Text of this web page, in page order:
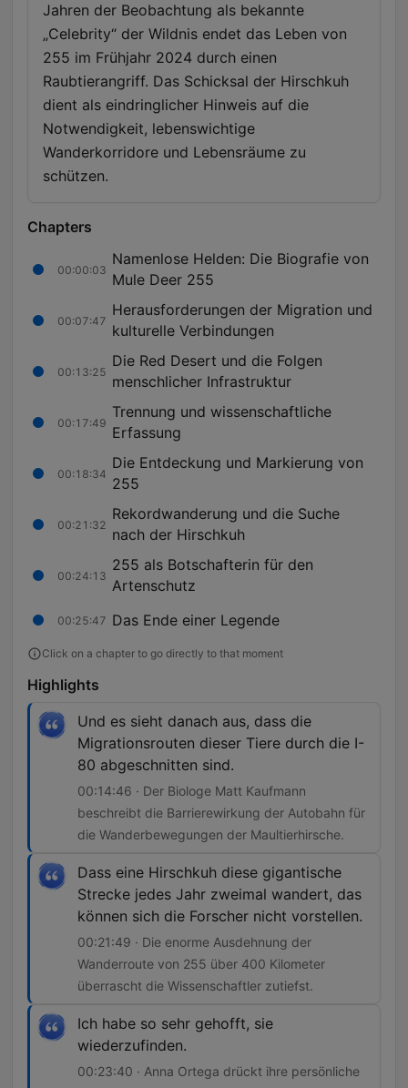
Jahren der Beobachtung als bekannte
„Celebrity“ der Wildnis endet das Leben von
255 im Frühjahr 2024 durch einen
Raubtierangriff. Das Schicksal der Hirschkuh
dient als eindringlicher Hinweis auf die
Notwendigkeit, lebenswichtige
Wanderkorridore und Lebensräume zu
schützen.
Chapters
00:00:03
Namenlose Helden: Die Biografie von
Mule Deer 255
00:07:47
Herausforderungen der Migration und
kulturelle Verbindungen
00:13:25
Die Red Desert und die Folgen
menschlicher Infrastruktur
00:17:49
Trennung und wissenschaftliche
Erfassung
00:18:34
Die Entdeckung und Markierung von
255
00:21:32
Rekordwanderung und die Suche
nach der Hirschkuh
00:24:13
255 als Botschafterin für den
Artenschutz
00:25:47 Das Ende einer Legende
Click on a chapter to go directly to that moment
Highlights
Und es sieht danach aus, dass die
Migrationsrouten dieser Tiere durch die I-
80 abgeschnitten sind.
00:14:46 · Der Biologe Matt Kaufmann
beschreibt die Barrierewirkung der Autobahn für
die Wanderbewegungen der Maultierhirsche.
Dass eine Hirschkuh diese gigantische
Strecke jedes Jahr zweimal wandert, das
können sich die Forscher nicht vorstellen.
00:21:49 · Die enorme Ausdehnung der
Wanderroute von 255 über 400 Kilometer
überrascht die Wissenschaftler zutiefst.
Ich habe so sehr gehofft, sie
wiederzufinden.
00:23:40 · Anna Ortega drückt ihre persönliche